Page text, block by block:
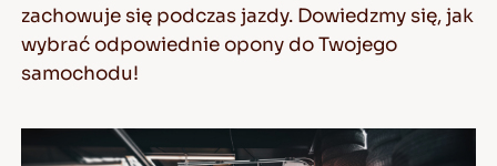
SERWIS I POMOC
PL
zachowuje się podczas jazdy. Dowiedzmy się, jak
wybrać odpowiednie opony do Twojego
samochodu!